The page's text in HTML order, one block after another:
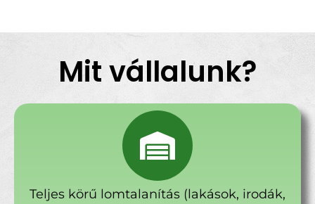
Mit vállalunk?
Teljes körű lomtalanítás (lakások, irodák,